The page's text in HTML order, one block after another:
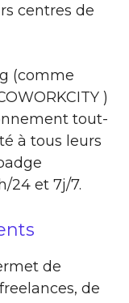
centres de
(comme
)
tout-
à tous leurs
24 et 7j/7.
de
de